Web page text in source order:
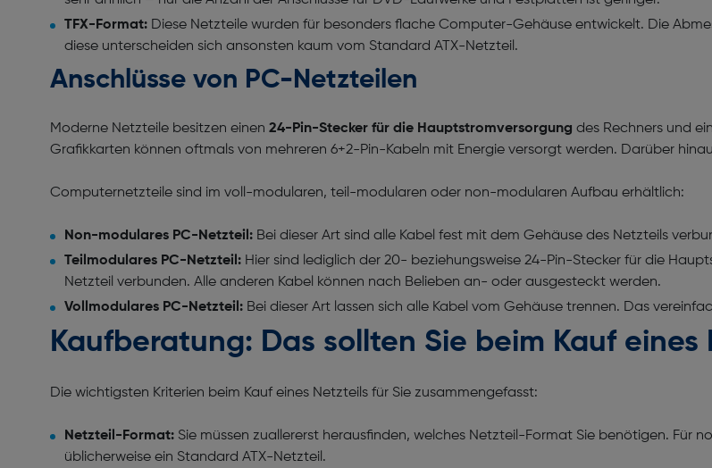
TFX-Format: Diese Netzteile wurden für besonders flache Computer-Gehäuse entwickelt. Die
diese unterscheiden sich ansonsten kaum vom Standard ATX-Netzteil.
Anschlüsse von PC-Netzteilen
Moderne Netzteile besitzen einen 24-Pin-Stecker für die Hauptstromversorgung des Rechners und
Grafikkarten können oftmals von mehreren 6+2-Pin-Kabeln mit Energie versorgt werden. Darüber
Computernetzteile sind im voll-modularen, teil-modularen oder non-modularen Aufbau erhältlich:
Non-modulares PC-Netzteil: Bei dieser Art sind alle Kabel fest mit dem Gehäuse des Netzteils
Teilmodulares PC-Netzteil: Hier sind lediglich der 20- beziehungsweise 24-Pin-Stecker für die
Netzteil verbunden. Alle anderen Kabel können nach Belieben an- oder ausgesteckt werden.
Vollmodulares PC-Netzteil: Bei dieser Art lassen sich alle Kabel vom Gehäuse trennen. Das
Kaufberatung: Das sollten Sie beim Kauf eines
Die wichtigsten Kriterien beim Kauf eines Netzteils für Sie zusammengefasst:
Netzteil-Format: Sie müssen zuallererst herausfinden, welches Netzteil-Format Sie benötigen.
üblicherweise ein Standard ATX-Netzteil.